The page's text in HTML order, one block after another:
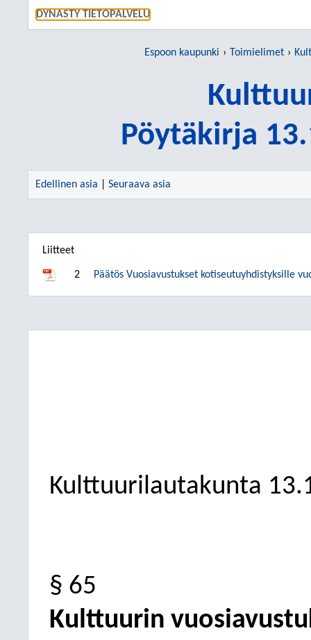
DYNASTY TIETOPALVELU
Espoon kaupunki Toimielimet
Pöytäkirja
Edellinen asia Seuraava asia
Liitteet
2 Päätös Vuosiavustukset kotiseutuyhdistyksille
Kulttuurilautakunta
§ 65
Kulttuurin